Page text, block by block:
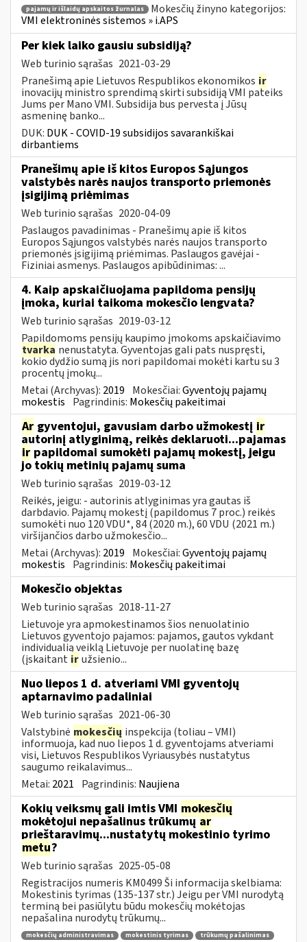
pajamų ir išlaidų apskaitos žurnalas
Mokesčių žinyno kategorijos:
VMI elektroninės sistemos » i.APS
Per kiek laiko gausiu subsidiją?
Web turinio sąrašas 2021-03-29
Pranešimą apie Lietuvos Respublikos ekonomikos ir
inovacijų ministro sprendimą skirti subsidiją VMI pateiks
Jums per Mano VMI. Subsidija bus pervesta į Jūsų
asmeninę banko...
DUK: DUK - COVID-19 subsidijos savarankiškai
dirbantiems
Pranešimų apie iš kitos Europos Sąjungos
valstybės narės naujos transporto priemonės
įsigijimą priėmimas
Web turinio sąrašas 2020-04-09
Paslaugos pavadinimas - Pranešimų apie iš kitos
Europos Sąjungos valstybės narės naujos transporto
priemonės įsigijimą priėmimas. Paslaugos gavėjai -
Fiziniai asmenys. Paslaugos apibūdinimas: ...
4. Kaip apskaičiuojama papildoma pensijų
įmoka, kuriai taikoma mokesčio lengvata?
Web turinio sąrašas 2019-03-12
Papildomoms pensijų kaupimo įmokoms apskaičiavimo
tvarka nenustatyta. Gyventojas gali pats nuspręsti,
kokio dydžio sumą jis nori papildomai mokėti kartu su 3
procentų įmokų...
Metai (Archyvas): 2019 Mokesčiai:Gyventojų pajamų
mokestis Pagrindinis: Mokesčių pakeitimai
Ar gyventojui, gavusiam darbo užmokestį ir
autorinį atlyginimą, reikės deklaruoti...pajamas
ir papildomai sumokėti pajamų mokestį, jeigu
jo tokių metinių pajamų suma
Web turinio sąrašas 2019-03-12
Reikės, jeigu: - autorinis atlyginimas yra gautas iš
darbdavio. Pajamų mokestį (papildomus 7 proc.) reikės
sumokėti nuo 120 VDU*, 84 (2020 m.), 60 VDU (2021 m.)
viršijančios darbo užmokesčio...
Metai (Archyvas): 2019 Mokesčiai:Gyventojų pajamų
mokestis Pagrindinis: Mokesčių pakeitimai
Mokesčio objektas
Web turinio sąrašas 2018-11-27
Lietuvoje yra apmokestinamos šios nenuolatinio
Lietuvos gyventojo pajamos: pajamos, gautos vykdant
individualią veiklą Lietuvoje per nuolatinę bazę
(įskaitant iružsienio...
Nuo liepos 1 d. atveriami VMI gyventojų
aptarnavimo padaliniai
Web turinio sąrašas 2021-06-30
Valstybinė mokesčių inspekcija (toliau – VMI)
informuoja, kad nuo liepos 1 d. gyventojams atveriami
visi, Lietuvos Respublikos Vyriausybės nustatytus
saugumo reikalavimus...
Metai: 2021 Pagrindinis: Naujiena
Kokių veiksmų gali imtis VMI mokesčių
mokėtojui nepašalinus trūkumųar
prieštaravimų...nustatytų mokestinio tyrimo
metu?
Web turinio sąrašas 2025-05-08
Registracijos numeris KM0499 Ši informacija skelbiama:
Mokestinis tyrimas (135-137 str.) Jeigu per VMI nurodytą
terminą bei pasiūlytu būdu mokesčių mokėtojas
nepašalina nurodytų trūkumų...
mokesčių administravimas mokestinis tyrimas
trūkumų pašalinimas